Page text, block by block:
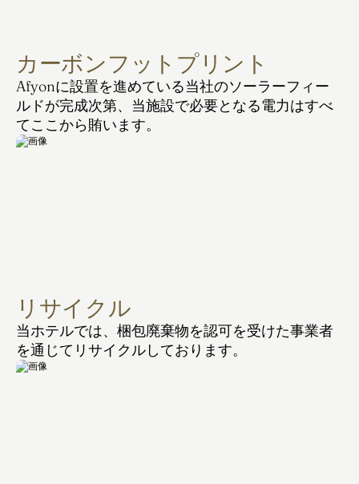
カーボンフットプリント
Afyonに設置を進めている当社のソーラーフィー
ルドが完成次第、当施設で必要となる電力はすべ
てここから賄います。
リサイクル
当ホテルでは、梱包廃棄物を認可を受けた事業者
を通じてリサイクルしております。